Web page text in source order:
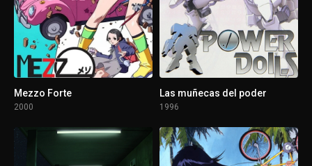
1 - 12 Episodio 12
1 - 13 Episodio 13
1 - 14
Episodio 15
Mezzo Forte
2000
Las muñecas del poder
1996